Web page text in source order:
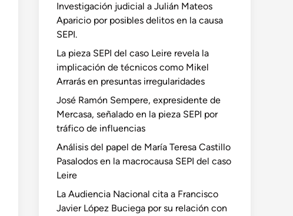
Investigación judicial a Julián Mateos
Aparicio por posibles delitos en la causa
SEPI.
La pieza SEPI del caso Leire revela la
implicación de técnicos como Mikel
Arrarás en presuntas irregularidades
José Ramón Sempere, expresidente de
Mercasa, señalado en la pieza SEPI por
tráfico de influencias
Análisis del papel de María Teresa Castillo
Pasalodos en la macrocausa SEPI del caso
Leire
La Audiencia Nacional cita a Francisco
Javier López Buciega por su relación con